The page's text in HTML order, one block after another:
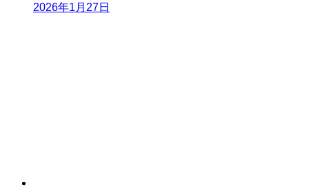
2026年1月27日